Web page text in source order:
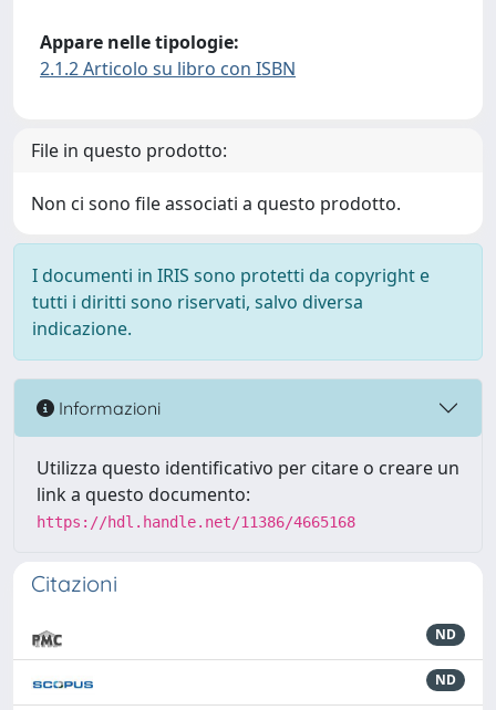
Appare nelle tipologie:
2.1.2 Articolo su libro con ISBN
File in questo prodotto:
Non ci sono file associati a questo prodotto.
I documenti in IRIS sono protetti da copyright e
tutti i diritti sono riservati, salvo diversa
indicazione.
Informazioni
Utilizza questo identificativo per citare o creare un
link a questo documento:
https://hdl.handle.net/11386/4665168
Citazioni
ND
ND